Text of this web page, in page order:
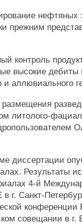
нефтяных
прежним
контроль
высокие дебиты
и аллювиального
литолого-
диссертации
Результаты
4-й
г. Санкт-
совещании в г.